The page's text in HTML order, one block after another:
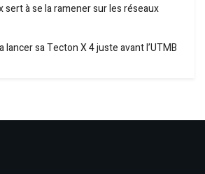
sert à se la ramener sur les réseaux
lancer sa Tecton X 4 juste avant l’UTMB